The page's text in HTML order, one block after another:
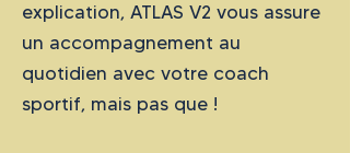
explication, ATLAS V2 vous assure
un accompagnement au
quotidien avec votre coach
sportif, mais pas que !